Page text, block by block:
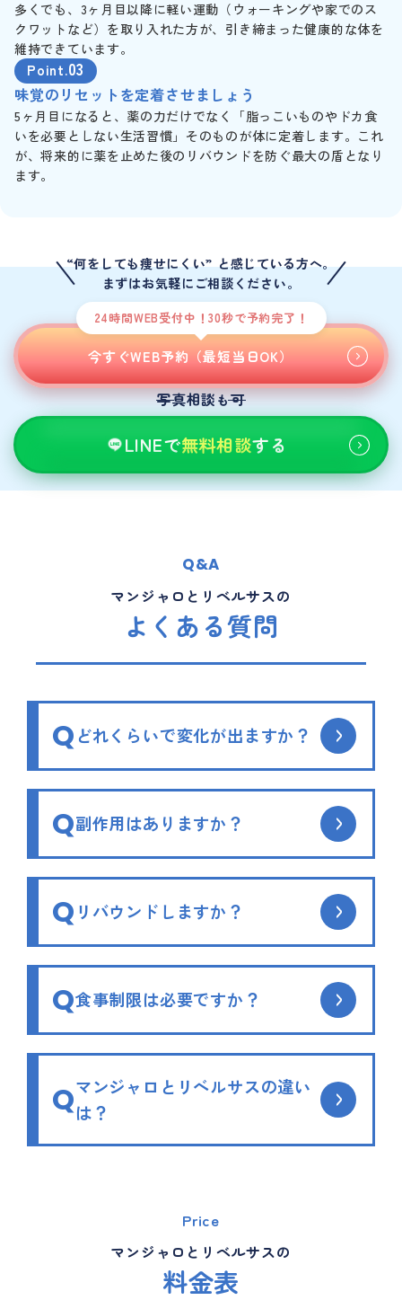
多くでも、3ヶ月目以降に軽い運動（ウォーキングや家でのス
クワットなど）を取り入れた方が、引き締まった健康的な体を
維持できています。
Point.03
味覚のリセットを定着させましょう
5ヶ月目になると、薬の力だけでなく「脂っこいものやドカ食
いを必要としない生活習慣」そのものが体に定着します。これ
が、将来的に薬を止めた後のリバウンドを防ぐ最大の盾となり
ます。
“何をしても痩せにくい” と感じている方へ。
まずはお気軽にご相談ください。
24時間WEB受付中！30秒で予約完了！
今すぐWEB予約（最短当日OK）
写真相談も可
LINEで無料相談する
Q&A
マンジャロとリベルサスの
よくある質問
Q どれくらいで変化が出ますか？
Q副作用はありますか？
Q リバウンドしますか？
Q食事制限は必要ですか？
Qマンジャロとリベルサスの違い
は？
Price
マンジャロとリベルサスの
料金表